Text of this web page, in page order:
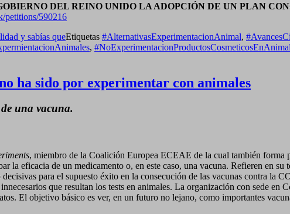
DEL REINO UNIDO LA ADOPCIÓN DE UN PLAN
petitions/590216
y sabías queEtiquetas #AlternativasExperimentacionAnimal,
,
ha sido por experimentar con animales
una vacuna.
, miembro de la Coalición Europea ECEAE de la cual también forma
la eficacia de un medicamento o, en este caso, una vacuna. Refieren en
para el supuesto éxito en la consecución de las vacunas contra la
que resultan los tests en animales. La organización con sede en
El objetivo básico es ver, en un futuro no lejano, como importantes